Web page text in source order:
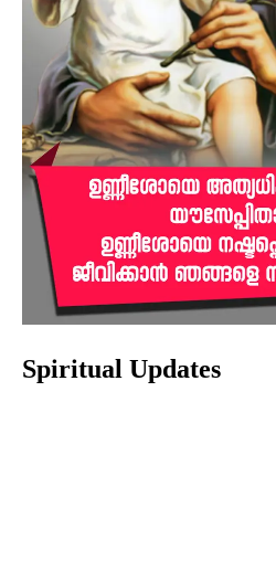
Spiritual Updates